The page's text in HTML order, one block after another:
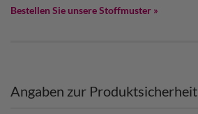
Bestellen Sie unsere Stoffmuster »
Angaben zur Produktsicherheit